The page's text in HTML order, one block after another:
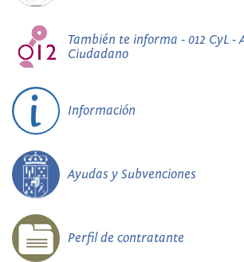
También te informa - 012 CyL -
Ciudadano
Información
Ayudas y Subvenciones
Perfil de contratante